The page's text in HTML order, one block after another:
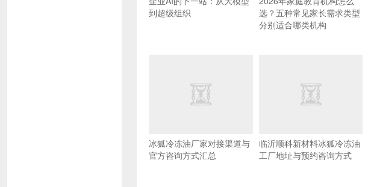
到超级组织
选？五种常见家长需求类型
分别适合哪类机构
冰狐冷冻油厂家对接渠道与
官方咨询方式汇总
临沂顺科新材料冰狐冷冻油
工厂地址与预约咨询方式